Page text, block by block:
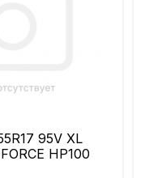
95V XL
HP100